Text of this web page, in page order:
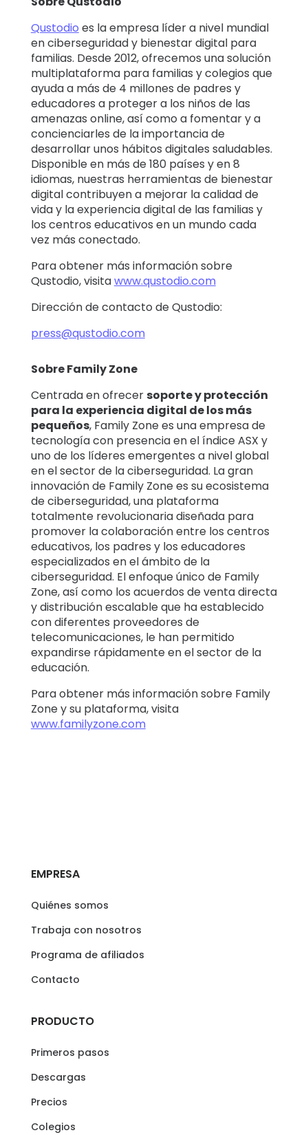
Qustodio es la empresa líder a nivel mundial
en ciberseguridad y bienestar digital para
familias. Desde 2012, ofrecemos una solución
multiplataforma para familias y colegios que
ayuda a más de 4 millones de padres y
educadores a proteger a los niños de las
amenazas online, así como a fomentar y a
concienciarles de la importancia de
desarrollar unos hábitos digitales saludables.
Disponible en más de 180 países y en 8
idiomas, nuestras herramientas de bienestar
digital contribuyen a mejorar la calidad de
vida y la experiencia digital de las familias y
los centros educativos en un mundo cada
vez más conectado.
Para obtener más información sobre
Qustodio, visitawww.qustodio.com
Dirección de contacto de Qustodio:
press@qustodio.com
Sobre Family Zone
Centrada en ofrecer soporte y protección
para la experiencia digital de los más
pequeños, Family Zone es una empresa de
tecnología con presencia en el índice ASX y
uno de los líderes emergentes a nivel global
en el sector de la ciberseguridad. La gran
innovación de Family Zone es su ecosistema
de ciberseguridad, una plataforma
totalmente revolucionaria diseñada para
promover la colaboración entre los centros
educativos, los padres y los educadores
especializados en el ámbito de la
ciberseguridad. El enfoque único de Family
Zone, así como los acuerdos de venta directa
y distribución escalable que ha establecido
con diferentes proveedores de
telecomunicaciones, le han permitido
expandirse rápidamente en el sector de la
educación.
Para obtener más información sobre Family
Zone y su plataforma, visita
www.familyzone.com
EMPRESA
Quiénes somos
Trabaja con nosotros
Programa de afiliados
Contacto
PRODUCTO
Primeros pasos
Descargas
Precios
Colegios